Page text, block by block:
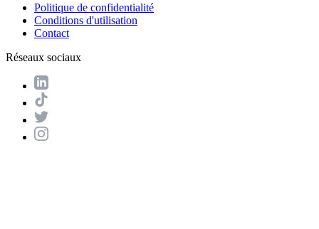
Politique de confidentialité
Conditions d'utilisation
Contact
Réseaux sociaux